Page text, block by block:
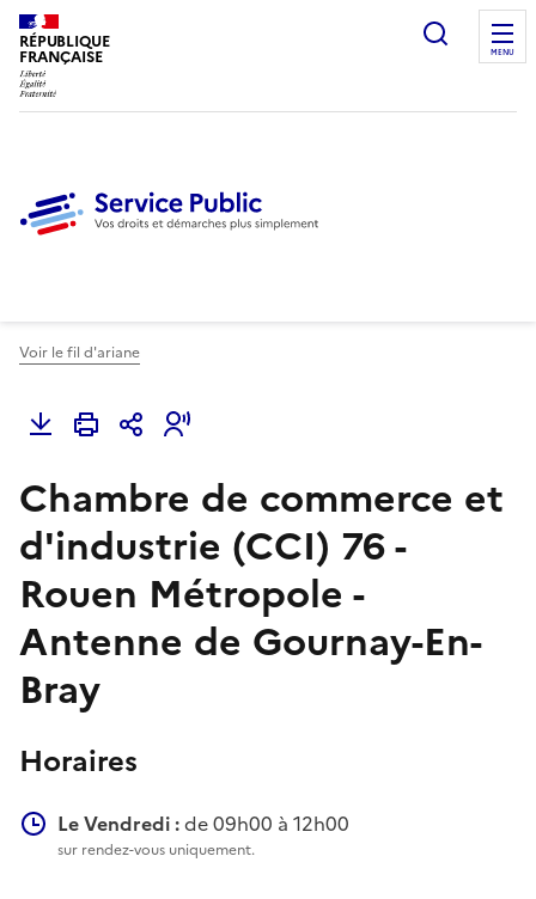
RÉPUBLIQUE
FRANÇAISE
Ouvrir
MENU
Voir le fil d'ariane
Chambre de commerce et
d'industrie (CCI) 76 -
Rouen Métropole -
Antenne de Gournay-En-
Bray
Horaires
Le Vendredi :de 09h00 à 12h00
sur rendez-vous uniquement.